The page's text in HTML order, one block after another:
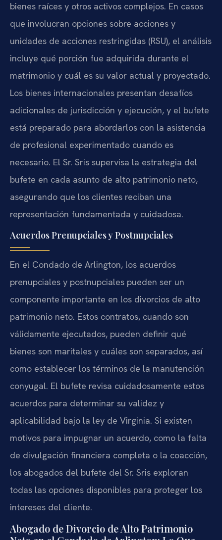
bienes raíces y otros activos complejos. En casos
que involucran opciones sobre acciones y
unidades de acciones restringidas (RSU), el análisis
incluye qué porción fue adquirida durante el
matrimonio y cuál es su valor actual y proyectado.
Los bienes internacionales presentan desafíos
adicionales de jurisdicción y ejecución, y el bufete
está preparado para abordarlos con la asistencia
de profesional experimentado cuando es
necesario. El Sr. Sris supervisa la estrategia del
bufete en cada asunto de alto patrimonio neto,
asegurando que los clientes reciban una
representación fundamentada y cuidadosa.
Acuerdos Prenupciales y Postnupciales
En el Condado de Arlington, los acuerdos
prenupciales y postnupciales pueden ser un
componente importante en los divorcios de alto
patrimonio neto. Estos contratos, cuando son
válidamente ejecutados, pueden definir qué
bienes son maritales y cuáles son separados, así
como establecer los términos de la manutención
conyugal. El bufete revisa cuidadosamente estos
acuerdos para determinar su validez y
aplicabilidad bajo la ley de Virginia. Si existen
motivos para impugnar un acuerdo, como la falta
de divulgación financiera completa o la coacción,
los abogados del bufete del Sr. Sris exploran
todas las opciones disponibles para proteger los
intereses del cliente.
Abogado de Divorcio de Alto Patrimonio